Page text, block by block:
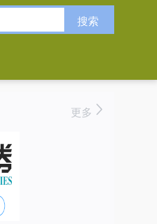
搜索
更多